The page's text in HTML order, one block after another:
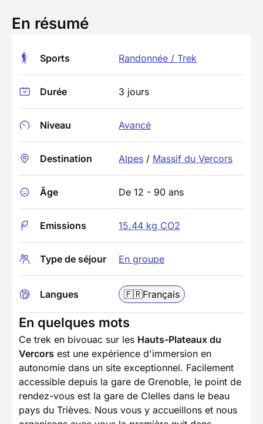
En résumé
Sports Randonnée / Trek
Durée 3 jours
Niveau Avancé
Destination Alpes / Massif du Vercors
Âge De 12 - 90 ans
Emissions 15.44 kg CO2
Type de séjour En groupe
Langues 🇫🇷Français
En quelques mots
Ce trek en bivouac sur les Hauts-Plateaux du
Vercors est une expérience d'immersion en
autonomie dans un site exceptionnel. Facilement
accessible depuis la gare de Grenoble, le point de
rendez-vous est la gare de Clelles dans le beau
pays du Trièves. Nous vous y accueillons et nous